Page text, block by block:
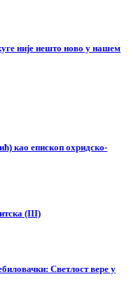
није нешто ново у нашем
као епископ охридско-
(III)
Светлост вере у